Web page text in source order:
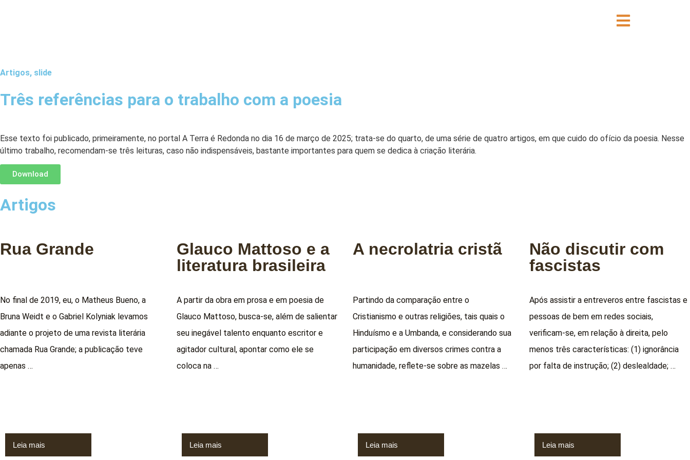
Artigos, slide
Três referências para o trabalho com a poesia
Esse texto foi publicado, primeiramente, no portal A Terra é Redonda no dia 16 de março de 2025; trata-se do quarto, de uma série de quatro artigos, em que cuido do ofício da poesia. Nesse
último trabalho, recomendam-se três leituras, caso não indispensáveis, bastante importantes para quem se dedica à criação literária.
Download
Artigos
Rua Grande
No final de 2019, eu, o Matheus Bueno, a
Bruna Weidt e o Gabriel Kolyniak levamos
adiante o projeto de uma revista literária
chamada Rua Grande; a publicação teve
apenas …
Leia mais
Glauco Mattoso e a
literatura brasileira
A partir da obra em prosa e em poesia de
Glauco Mattoso, busca-se, além de salientar
seu inegável talento enquanto escritor e
agitador cultural, apontar como ele se
coloca na …
Leia mais
A necrolatria cristã
Partindo da comparação entre o
Cristianismo e outras religiões, tais quais o
Hinduísmo e a Umbanda, e considerando sua
participação em diversos crimes contra a
humanidade, reflete-se sobre as mazelas …
Leia mais
Não discutir com
fascistas
Após assistir a entreveros entre fascistas e
pessoas de bem em redes sociais,
verificam-se, em relação à direita, pelo
menos três características: (1) ignorância
por falta de instrução; (2) deslealdade; …
Leia mais